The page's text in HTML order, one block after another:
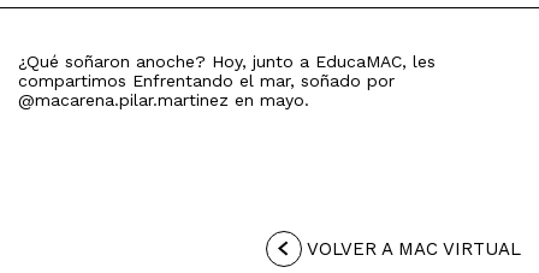
¿Qué soñaron anoche? Hoy, junto a EducaMAC, les
compartimos Enfrentando el mar, soñado por
@macarena.pilar.martinez en mayo.
VOLVER A MAC VIRTUAL